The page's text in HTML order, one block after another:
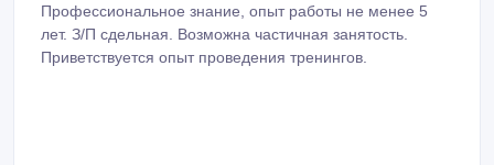
Профессиональное знание, опыт работы не менее 5
лет. З/П сдельная. Возможна частичная занятость.
Приветствуется опыт проведения тренингов.